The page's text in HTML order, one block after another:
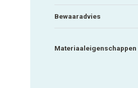
Bewaaradvies
Materiaaleigenschappen